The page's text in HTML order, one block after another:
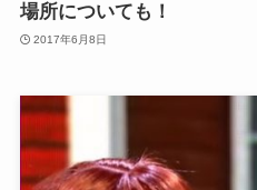
場所についても！
2017年6月8日